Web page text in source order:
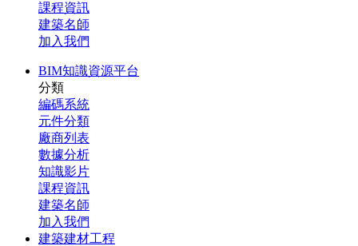
課程資訊
建築名師
加入我們
BIM知識資源平台
分類
編碼系統
元件分類
廠商列表
數據分析
知識影片
課程資訊
建築名師
加入我們
建築建材工程